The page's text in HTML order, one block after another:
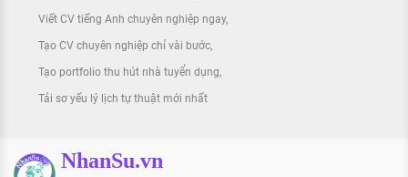
Viết CV tiếng Anh chuyên nghiệp ngay
Tạo CV chuyên nghiệp chỉ vài bước
Tạo portfolio thu hút nhà tuyển dụng
Tải sơ yếu lý lịch tự thuật mới nhất
NhanSu.vn